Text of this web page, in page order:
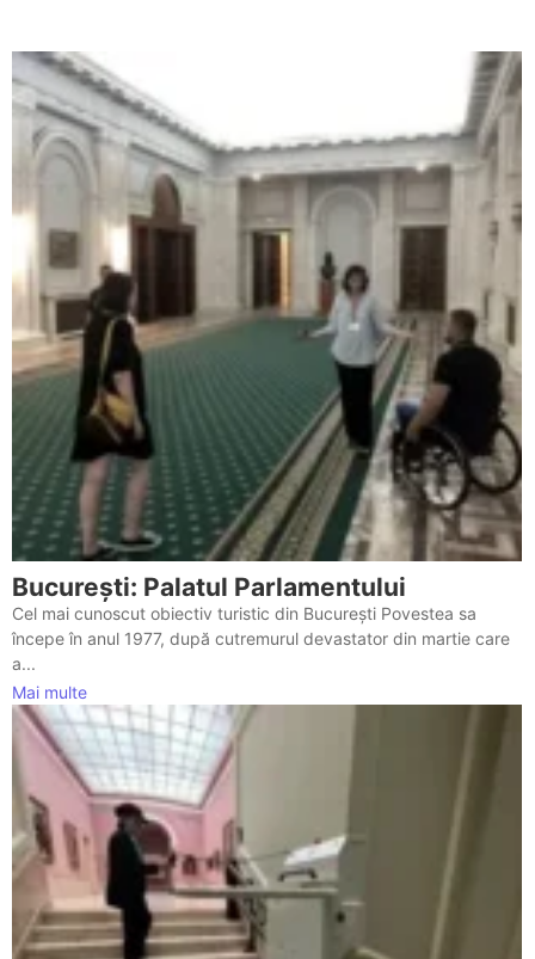
București: Palatul Parlamentului
Cel mai cunoscut obiectiv turistic din București Povestea sa
începe în anul 1977, după cutremurul devastator din martie care
a...
Mai multe